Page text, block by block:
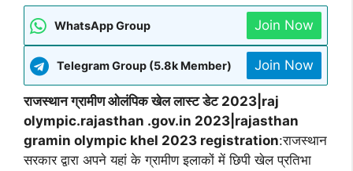
WhatsApp Group Join Now
Telegram Group (5.8k Member) Join Now
राजस्थान ग्रामीण ओलंपिक खेल लास्ट डेट 2023|raj
olympic.rajasthan .gov.in 2023|rajasthan
gramin olympic khel 2023 registration:राजस्थान
सरकार द्वारा अपने यहां के ग्रामीण इलाकों में छिपी खेल प्रतिभा